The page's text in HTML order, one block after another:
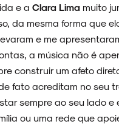
e a Clara Lima muito
da mesma forma que
e me
a música não é
construir um afeto
fato acreditam no seu
sempre ao seu lado e
ou uma rede que